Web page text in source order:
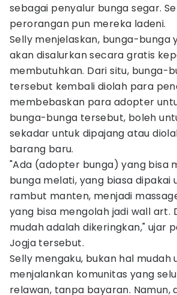
sebagai penyalur bunga segar.
perorangan pun mereka ladeni.
Selly menjelaskan, bunga-bunga
akan disalurkan secara gratis
membutuhkan. Dari situ, bunga-
tersebut kembali diolah para
membebaskan para adopter
bunga-bunga tersebut, boleh
sekadar untuk dipajang atau
barang baru.
"Ada (adopter bunga) yang bisa
bunga melati, yang biasa dipakai
rambut manten, menjadi
yang bisa mengolah jadi wall art.
mudah adalah dikeringkan," ujar
Jogja tersebut.
Selly mengaku, bukan hal mudah
menjalankan komunitas yang
relawan, tanpa bayaran. Namun,